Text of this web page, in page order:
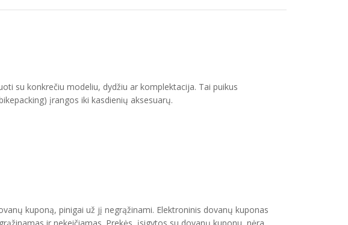
su konkrečiu modeliu, dydžiu ar komplektacija. Tai puikus
įrangos iki kasdienių aksesuarų.
kuponą, pinigai už jį negrąžinami. Elektroninis dovanų kuponas